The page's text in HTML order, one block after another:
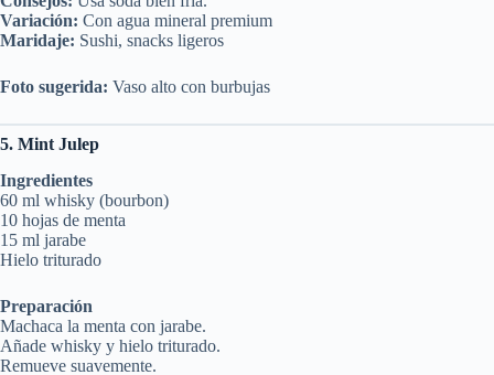
Variación: Con agua mineral premium
Maridaje: Sushi, snacks ligeros
Foto sugerida: Vaso alto con burbujas
5. Mint Julep
Ingredientes
60 ml whisky (bourbon)
10 hojas de menta
15 ml jarabe
Hielo triturado
Preparación
Machaca la menta con jarabe.
Añade whisky y hielo triturado.
Remueve suavemente.